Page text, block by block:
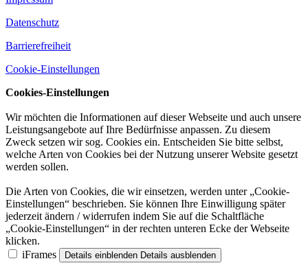
Datenschutz
Barrierefreiheit
Cookie-Einstellungen
Cookies-Einstellungen
Wir möchten die Informationen auf dieser Webseite und auch unsere
Leistungsangebote auf Ihre Bedürfnisse anpassen. Zu diesem
Zweck setzen wir sog. Cookies ein. Entscheiden Sie bitte selbst,
welche Arten von Cookies bei der Nutzung unserer Website gesetzt
werden sollen.
Die Arten von Cookies, die wir einsetzen, werden unter „Cookie-
Einstellungen“ beschrieben. Sie können Ihre Einwilligung später
jederzeit ändern / widerrufen indem Sie auf die Schaltfläche
„Cookie-Einstellungen“ in der rechten unteren Ecke der Webseite
klicken.
iFrames
Details einblenden Details ausblenden